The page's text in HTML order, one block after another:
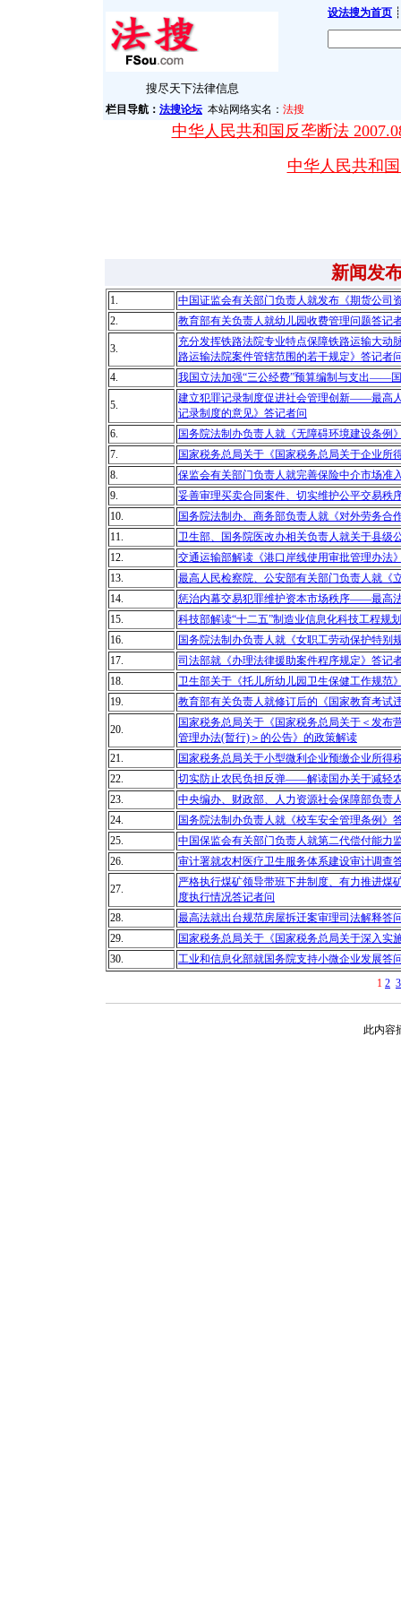
搜尽天下法律信息
设法搜为首页 ┊
栏目导航： 法搜论坛 本站网络实名： 法搜
中华人民共和国反垄断法
中华人民共和
新闻发
1.
中国证监会有关部门负责人就发布《期货公司
2.
教育部有关负责人就幼儿园收费管理问题答记
3.
充分发挥铁路法院专业特点保障铁路运输大
路运输法院案件管辖范围的若干规定》答记者
4.
我国立法加强“三公经费”预算编制与支出——
5.
建立犯罪记录制度促进社会管理创新——最高
记录制度的意见》答记者问
6.
国务院法制办负责人就《无障碍环境建设条例
7.
国家税务总局关于《国家税务总局关于企业所
8.
保监会有关部门负责人就完善保险中介市场准
9.
妥善审理买卖合同案件、切实维护公平交易
10.
国务院法制办、商务部负责人就《对外劳务合
11.
卫生部、国务院医改办相关负责人就关于县级
12.
交通运输部解读《港口岸线使用审批管理办法
13.
最高人民检察院、公安部有关部门负责人就《
14.
惩治内幕交易犯罪维护资本市场秩序——最高
15.
科技部解读“十二五”制造业信息化科技工程规划
16.
国务院法制办负责人就《女职工劳动保护特别
17.
司法部就《办理法律援助案件程序规定》答记
18.
卫生部关于《托儿所幼儿园卫生保健工作规范
19.
教育部有关负责人就修订后的《国家教育考试
20.
国家税务总局关于《国家税务总局关于＜发布
管理办法(暂行)＞的公告》的政策解读
21.
国家税务总局关于小型微利企业预缴企业所得
22.
切实防止农民负担反弹——解读国办关于减轻
23.
中央编办、财政部、人力资源社会保障部负责
24.
国务院法制办负责人就《校车安全管理条例》
25.
中国保监会有关部门负责人就第二代偿付能力
26.
审计署就农村医疗卫生服务体系建设审计调查
27.
严格执行煤矿领导带班下井制度、有力推进
度执行情况答记者问
28.
最高法就出台规范房屋拆迁案审理司法解释答
29.
国家税务总局关于《国家税务总局关于深入实
30.
工业和信息化部就国务院支持小微企业发展答
1 2 3
此内容